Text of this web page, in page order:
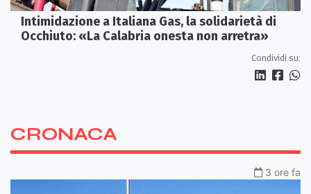
Intimidazione a Italiana Gas, la solidarietà di
Occhiuto: «La Calabria onesta non arretra»
Condividi su:
CRONACA
3 ore fa